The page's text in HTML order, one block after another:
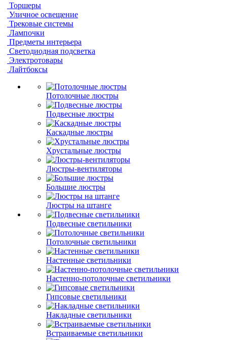
Торшеры
Уличное освещение
Трековые системы
Лампочки
Предметы интерьера
Светодиодная подсветка
Электротовары
Лайтбоксы
Потолочные люстры
Подвесные люстры
Каскадные люстры
Хрустальные люстры
Люстры-вентиляторы
Большие люстры
Люстры на штанге
Подвесные светильники
Потолочные светильники
Настенные светильники
Настенно-потолочные светильники
Гипсовые светильники
Накладные светильники
Встраиваемые светильники